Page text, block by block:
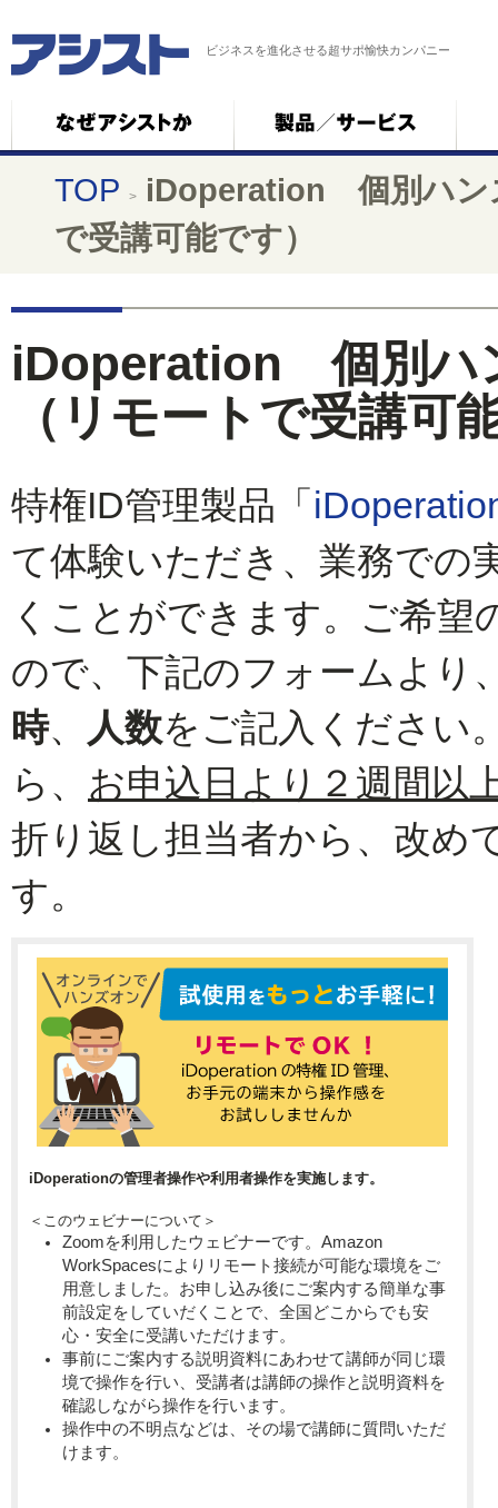
ビジネスを進化させる超サポ愉快カンパニー
TOP >
iDoperation 個別ハン
で受講可能です）
iDoperation 個別ハ
（リモートで受講可
特権ID管理製品「
て体験いただき、業務での
くことができます。ご希望
ので、下記のフォームより
時、 人数をご記入ください
ら、 お申込日より２週間以
折り返し担当者から、改め
す。
iDoperationの管理者操作や利用者操作を実施します。
＜このウェビナーについて＞
Zoomを利用したウェビナーです。Amazon
WorkSpacesによりリモート接続が可能な環境をご
用意しました。お申し込み後にご案内する簡単な事
前設定をしていだくことで、全国どこからでも安
心・安全に受講いただけます。
事前にご案内する説明資料にあわせて講師が同じ環
境で操作を行い、受講者は講師の操作と説明資料を
確認しながら操作を行います。
操作中の不明点などは、その場で講師に質問いただ
けます。